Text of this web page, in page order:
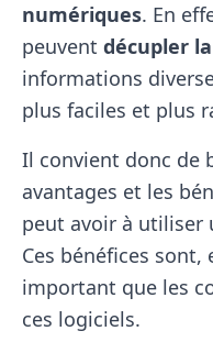
numériques. En
peuvent décupler
informations
plus faciles et plus
Il convient donc de
avantages et les
peut avoir à utiliser
Ces bénéfices
important que les
ces logiciels.